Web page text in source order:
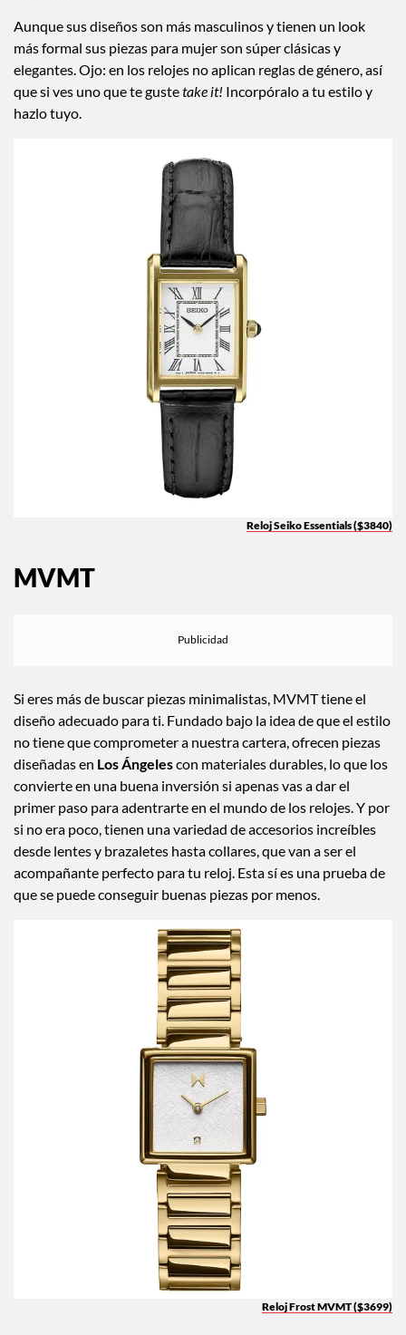
Aunque sus diseños son más masculinos y tienen un look
más formal sus piezas para mujer son súper clásicas y
elegantes. Ojo: en los relojes no aplican reglas de género, así
que si ves uno que te gustetake it! Incorpóralo a tu estilo y
hazlo tuyo.
Reloj Seiko Essentials ($3840)
MVMT
Si eres más de buscar piezas minimalistas, MVMT tiene el
diseño adecuado para ti. Fundado bajo la idea de que el estilo
no tiene que comprometer a nuestra cartera, ofrecen piezas
diseñadas en Los Ángelescon materiales durables, lo que los
convierte en una buena inversión si apenas vas a dar el
primer paso para adentrarte en el mundo de los relojes. Y por
si no era poco, tienen una variedad de accesorios increíbles
desde lentes y brazaletes hasta collares, que van a ser el
acompañante perfecto para tu reloj. Esta sí es una prueba de
que se puede conseguir buenas piezas por menos.
Reloj Frost MVMT ($3699)